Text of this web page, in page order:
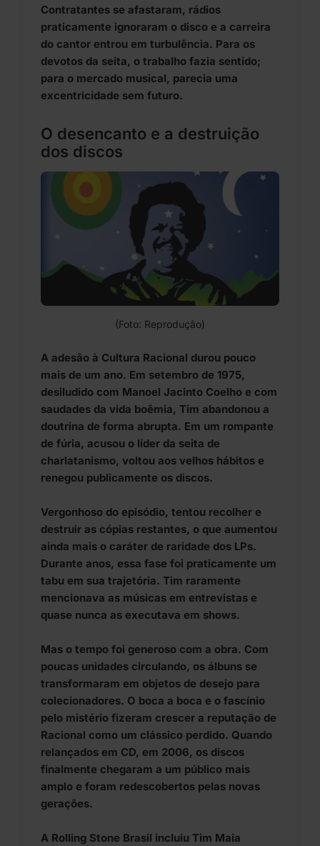
Contratantes se afastaram, rádios
praticamente ignoraram o disco e a carreira
do cantor entrou em turbulência. Para os
devotos da seita, o trabalho fazia sentido;
para o mercado musical, parecia uma
excentricidade sem futuro.
O desencanto e a destruição
dos discos
(Foto: Reprodução)
A adesão à Cultura Racional durou pouco
mais de um ano. Em setembro de 1975,
desiludido com Manoel Jacinto Coelho e com
saudades da vida boêmia, Tim abandonou a
doutrina de forma abrupta. Em um rompante
de fúria, acusou o líder da seita de
charlatanismo, voltou aos velhos hábitos e
renegou publicamente os discos.
Vergonhoso do episódio, tentou recolher e
destruir as cópias restantes, o que aumentou
ainda mais o caráter de raridade dos LPs.
Durante anos, essa fase foi praticamente um
tabu em sua trajetória. Tim raramente
mencionava as músicas em entrevistas e
quase nunca as executava em shows.
Mas o tempo foi generoso com a obra. Com
poucas unidades circulando, os álbuns se
transformaram em objetos de desejo para
colecionadores. O boca a boca e o fascínio
pelo mistério fizeram crescer a reputação de
Racional como um clássico perdido. Quando
relançados em CD, em 2006, os discos
finalmente chegaram a um público mais
amplo e foram redescobertos pelas novas
gerações.
A Rolling Stone Brasil incluiu Tim Maia